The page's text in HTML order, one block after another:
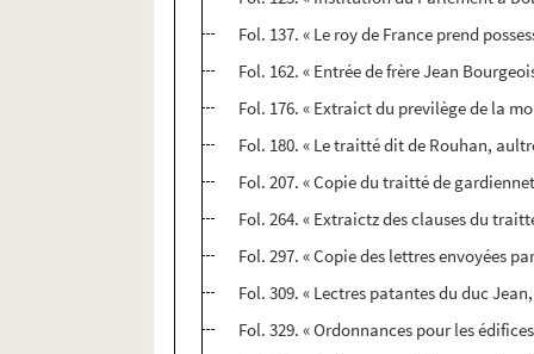
Fol. 137. « Le roy de France prend
Fol. 162. « Entrée de frère Jean
Fol. 176. « Extraict du previlège de la
Fol. 180. « Le traitté dit de Rouhan,
Fol. 207. « Copie du traitté de
Fol. 264. « Extraictz des clauses du
Fol. 297. « Copie des lettres envoyées
Fol. 309. « Lectres patantes du duc
Fol. 329. « Ordonnances pour les